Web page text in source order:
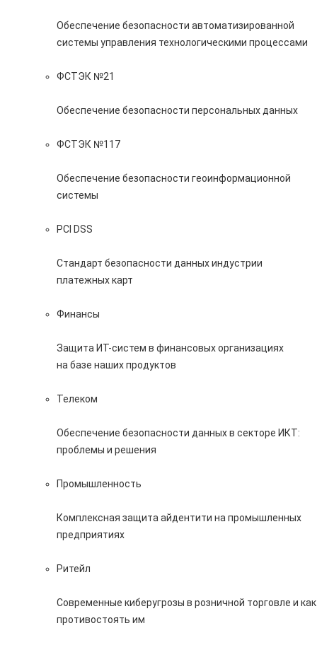
Обеспечение безопасности автоматизированной
системы управления технологическими процессами
ФСТЭК №21
Обеспечение безопасности персональных данных
ФСТЭК №117
Обеспечение безопасности геоинформационной
системы
PCI DSS
Стандарт безопасности данных индустрии
платежных карт
Финансы
Защита ИТ-систем в финансовых организациях
на базе наших продуктов
Телеком
Обеспечение безопасности данных в секторе ИКТ:
проблемы и решения
Промышленность
Комплексная защита айдентити на промышленных
предприятиях
Ритейл
Современные киберугрозы в розничной торговле и как
противостоять им